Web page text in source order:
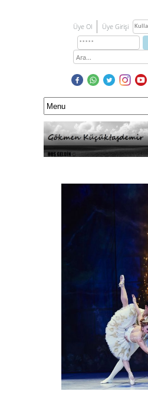
Üye Ol Üye Girişi